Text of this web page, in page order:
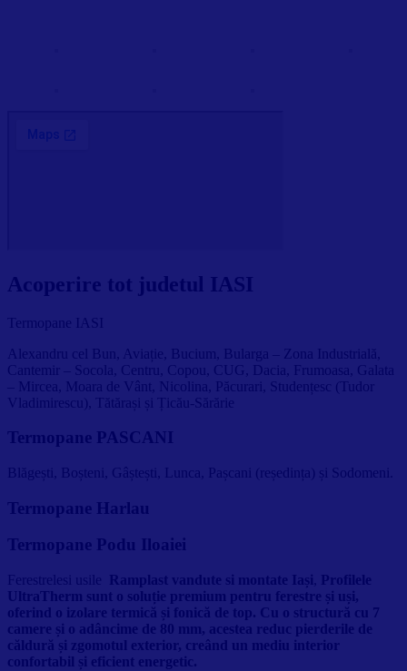
Acoperire tot judetul IASI
Termopane IASI
Alexandru cel Bun, Aviație, Bucium, Bularga – Zona Industrială,
Cantemir – Socola, Centru, Copou, CUG, Dacia, Frumoasa, Galata
– Mircea, Moara de Vânt, Nicolina, Păcurari, Studențesc (Tudor
Vladimirescu), Tătărași și Țicău-Sărărie
Termopane PASCANI
Blăgești, Boșteni, Gâștești, Lunca, Pașcani (reședința) și Sodomeni.
Termopane Harlau
Termopane Podu Iloaiei
Ferestrelesi usile Ramplast vandute si montate Iași
Profilele
UltraTherm sunt o soluție premium pentru ferestre și uși,
oferind o izolare termică și fonică de top. Cu o structură cu 7
camere și o adâncime de 80 mm, acestea reduc pierderile de
căldură și zgomotul exterior, creând un mediu interior
confortabil și eficient energetic.